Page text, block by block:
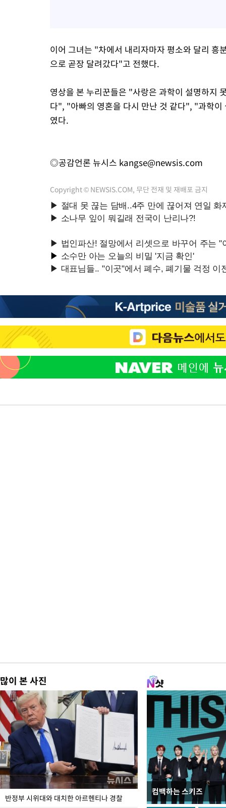
이어 그녀는 "차에서 내리자마자 평소와 달리 흥
으로 곧장 달려갔다"고 전했다.
영상을 본 누리꾼들은 "사랑은 과학이 설명하지
다", "아빠의 영혼을 다시 만난 것 같다", "과학
였다.
◎공감언론 뉴시스 kangse@newsis.com
Copyright © NEWSIS.COM, 무단 전재 및 재배포 금지
많이 본 사진
반정부 시위대와 대치한 아르헨티나 경찰
컴백하는 스키즈
입추 코앞인데 전국엔